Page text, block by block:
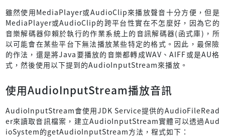
雖然使用MediaPlayer或AudioClip來播放聲音十分方便，但是
MediaPlayer或AudioClip的跨平台性實在不怎麼好，因為它的
音樂解碼器仰賴於執行的作業系統上的音訊解碼器(函式庫)，所
以可能會在某些平台下無法播放某些特定的格式。因此，最保險
的作法，還是將Java要播放的音樂都轉成WAV、AIFF或是AU格
式，然後使用以下提到的AudioInputStream來播放。
使用AudioInputStream播放音訊
AudioInputStream會使用JDK Service提供的AudioFileRead
er來讀取音訊檔案，建立AudioInputStream實體可以透過Aud
ioSystem的getAudioInputStream方法，程式如下：